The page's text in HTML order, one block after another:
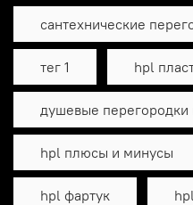
сантехнические
тег 1 hpl
душевые перегородки
hpl плюсы и минусы
hpl фартук